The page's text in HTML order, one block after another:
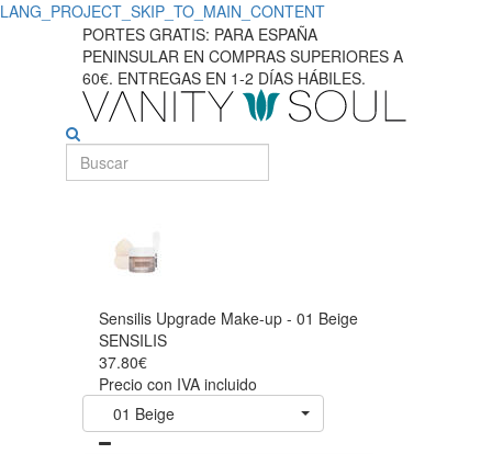
LANG_PROJECT_SKIP_TO_MAIN_CONTENT
PORTES GRATIS: PARA ESPAÑA
PENINSULAR EN COMPRAS SUPERIORES A
60€. ENTREGAS EN 1-2 DÍAS HÁBILES.
Sensilis Upgrade Make-up - 01 Beige
SENSILIS
37.80€
Precio con IVA incluido
01 Beige